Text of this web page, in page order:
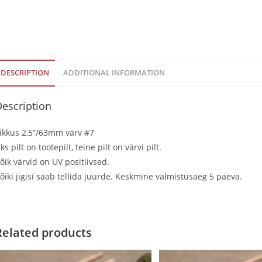
DESCRIPTION ADDITIONAL INFORMATION
2,5”/63mm värv #7
pilt on tootepilt, teine pilt on värvi pilt.
värvid on UV positiivsed.
jigisi saab tellida juurde. Keskmine valmistusaeg 5 päeva.
products